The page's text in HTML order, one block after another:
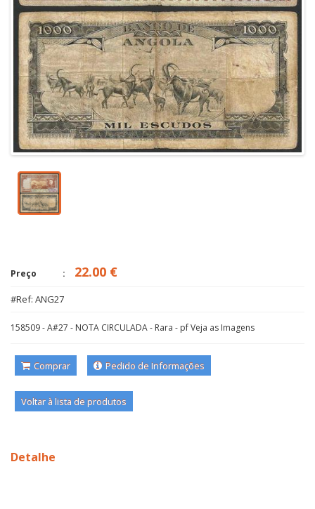
Preço 22.00 €
#Ref: ANG27
158509 - A#27 - NOTA CIRCULADA - Rara - pf Veja as Imagens
Comprar Pedido de Informações
Voltar à lista de produtos
Detalhe